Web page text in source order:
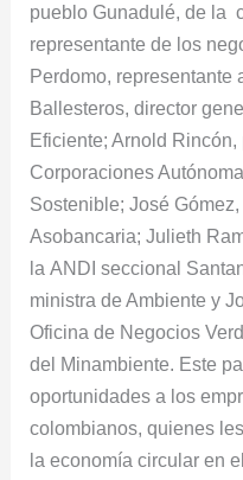
pueblo Gunadulé, de la
representante de los
Perdomo, representante
Ballesteros, director
Eficiente; Arnold
Corporaciones
Sostenible; José
Asobancaria; Julieth
la ANDI seccional
ministra de Ambiente y
Oficina de Negocios
del Minambiente. Este
oportunidades a los
colombianos, quienes
la economía circular en